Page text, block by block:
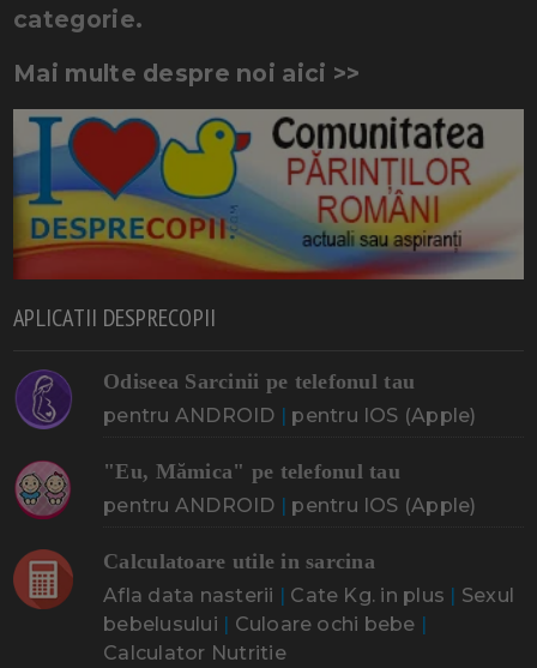
categorie.
Mai multe despre noi aici >>
APLICATII DESPRECOPII
Odiseea Sarcinii pe telefonul tau
pentru ANDROID | pentru IOS (Apple)
"Eu, Mămica" pe telefonul tau
pentru ANDROID | pentru IOS (Apple)
Calculatoare utile in sarcina
Afla data nasterii | Cate Kg. in plus | Sexul
bebelusului | Culoare ochi bebe |
Calculator Nutritie